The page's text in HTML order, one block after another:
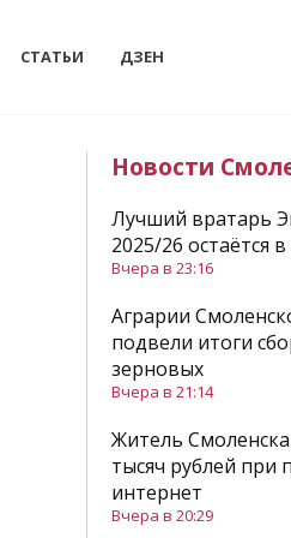
СТАТЬИ ДЗЕН
Новости
Лучший вратарь
2025/26 остаётся
Вчера в 23:16
Аграрии
подвели итоги
зерновых
Вчера в 21:14
Житель
тысяч рублей при
интернет
Вчера в 20:29